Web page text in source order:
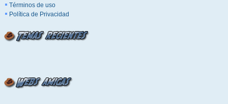
Términos de uso
Política de Privacidad